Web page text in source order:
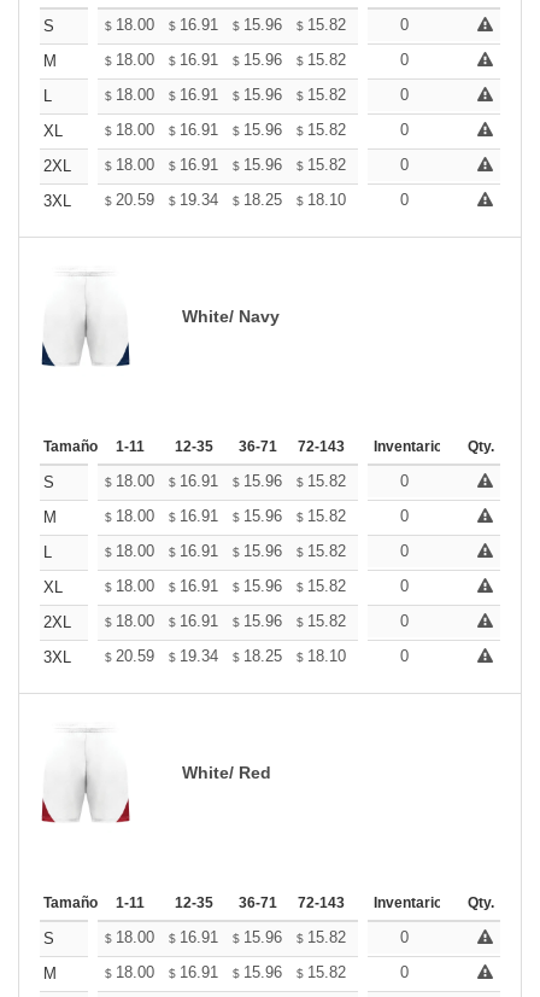
S $ 18.00 $ 16.91 $ 15.96 $ 15.82 15.55
0
M
$ 18.00 $ 16.91 $ 15.96 $ 15.82 15.55
0
L
$ 18.00 $ 16.91 $ 15.96 $ 15.82 15.55
0
XL
$ 18.00 $ 16.91 $ 15.96 $ 15.82 15.55
0
2XL
$ 18.00 $ 16.91 $ 15.96 $ 15.82 15.55
0
3XL
$ 20.59 $ 19.34 $ 18.25 $ 18.10 17.78
0
White/ Navy
Tamaño 1-11 12-35 36-71 72-143 144-287 288 +
Inventario Qty.
S $ 18.00 $ 16.91 $ 15.96 $ 15.82 15.55
0
M
$ 18.00 $ 16.91 $ 15.96 $ 15.82 15.55
0
L
$ 18.00 $ 16.91 $ 15.96 $ 15.82 15.55
0
XL
$ 18.00 $ 16.91 $ 15.96 $ 15.82 15.55
0
2XL
$ 18.00 $ 16.91 $ 15.96 $ 15.82 15.55
0
3XL
$ 20.59 $ 19.34 $ 18.25 $ 18.10 17.78
0
White/ Red
Tamaño 1-11 12-35 36-71 72-143 144-287 288 +
Inventario Qty.
S $ 18.00 $ 16.91 $ 15.96 $ 15.82 15.55
0
M
$ 18.00 $ 16.91 $ 15.96 $ 15.82 15.55
0